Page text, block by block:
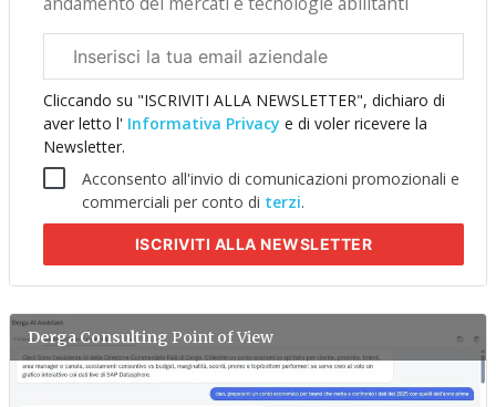
aziendale
Cliccando su "ISCRIVITI ALLA NEWSLETTER", dichiaro di
aver letto l' Informativa Privacy e di voler ricevere la
Newsletter.
Acconsento all'invio di comunicazioni promozionali e
commerciali per conto di terzi.
ISCRIVITI ALLA NEWSLETTER
Derga Consulting Point of View